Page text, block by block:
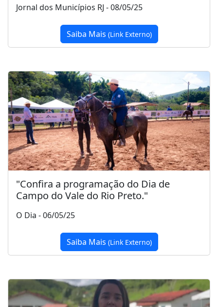
Jornal dos Municípios RJ - 08/05/25
Saiba Mais (Link Externo)
"Confira a programação do Dia de
Campo do Vale do Rio Preto."
O Dia - 06/05/25
Saiba Mais (Link Externo)